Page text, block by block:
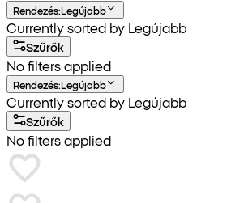
Rendezés:Legújabb
Currently sorted by Legújabb
Szűrők
No filters applied
Rendezés:Legújabb
Currently sorted by Legújabb
Szűrők
No filters applied